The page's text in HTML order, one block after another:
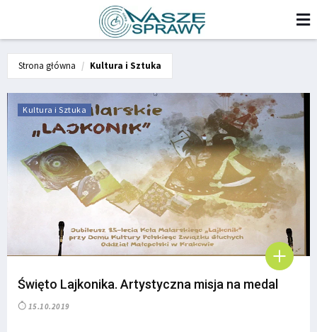
Strona główna Kultura i Sztuka
Kultura i Sztuka
Święto Lajkonika. Artystyczna misja na medal
15.10.2019